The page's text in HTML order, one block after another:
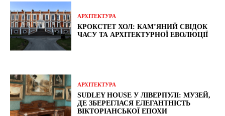
АРХІТЕКТУРА
КРОКСТЕТ ХОЛ: КАМ’ЯНИЙ СВІДОК
ЧАСУ ТА АРХІТЕКТУРНОЇ ЕВОЛЮЦІЇ
АРХІТЕКТУРА
SUDLEY HOUSE У ЛІВЕРПУЛІ: МУЗЕЙ,
ДЕ ЗБЕРЕГЛАСЯ ЕЛЕГАНТНІСТЬ
ВІКТОРІАНСЬКОЇ ЕПОХИ